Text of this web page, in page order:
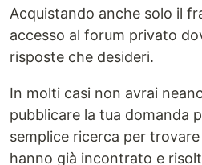
Acquistando anche solo il
accesso al forum privato
risposte che desideri.
In molti casi non avrai
pubblicare la tua domanda
semplice ricerca per
hanno già incontrato e